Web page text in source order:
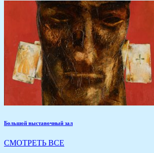
Большой выставочный зал
СМОТРЕТЬ ВСЕ